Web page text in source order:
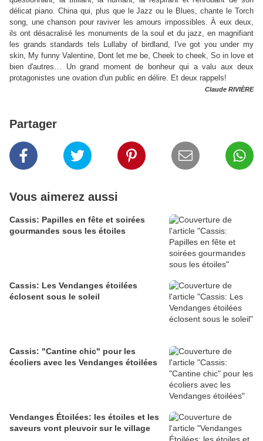
délicat piano. China qui, plus que le Jazz ou le Blues, chante le Torch
song, une chanson pour raviver les amours impossibles. À eux deux,
ils ont désacralisé les monuments de la soul et du jazz, en magnifiant
les grands standards tels Lullaby of birdland, I've got you under my
skin, My funny Valentine, Dont let me be, Cheek to cheek, So in love et
bien d'autres… Un grand moment de bonheur qui a valu aux deux
protagonistes une ovation d'un public en délire. Et deux rappels!
Claude RIVIÈRE
Partager
Vous aimerez aussi
Cassis: Papilles en fête et soirées
gourmandes sous les étoiles
Cassis: Les Vendanges étoilées
éclosent sous le soleil
Cassis: "Cantine chic" pour les
écoliers avec les Vendanges étoilées
Vendanges Étoilées: les étoiles et les
saveurs vont pleuvoir sur le village